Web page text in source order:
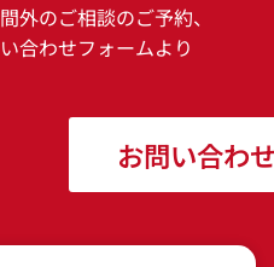
外のご相談のご予約、
合わせフォームより
お問い合わ